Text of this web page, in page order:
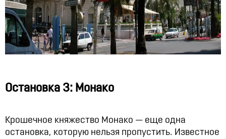
Остановка 3: Монако
Крошечное княжество Монако — еще одна
остановка, которую нельзя пропустить. Известное